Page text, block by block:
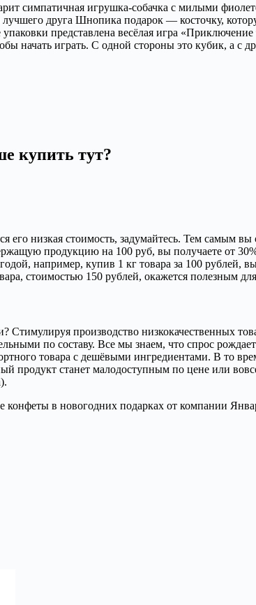
симпатичная игрушка-собачка с милыми
друга Шнопика подарок — косточку,
представлена весёлая игра
начать играть. С одной стороны это кубик, а
купить тут?
низкая стоимость, задумайтесь. Тем самым
продукцию на 100 руб, вы получаете от
например, купив 1 кг товара за 100 рублей,
стоимостью 150 рублей, окажется полезным
Стимулируя производство низкокачественных
по составу. Все мы знаем, что спрос
товара с дешёвыми ингредиентами. В то
продукт станет малодоступным по цене или